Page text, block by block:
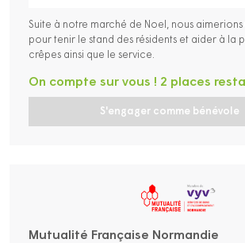
Suite à notre marché de Noel, nous
pour tenir le stand des résidents et aider à la
crêpes ainsi que le service.
S'engager comme bénévole
On compte sur vous ! 2 places
Mutualité Française Normandie